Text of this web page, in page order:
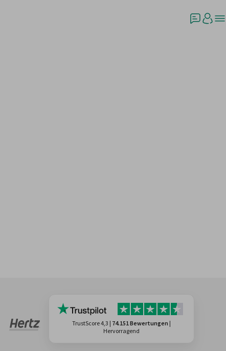
TrustScore 4,3 | 74.151 Bewertungen |
Hervorragend